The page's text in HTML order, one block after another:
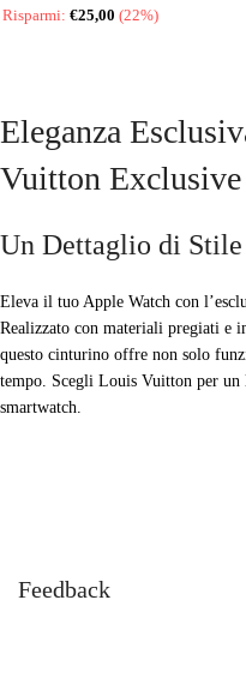
Risparmi: €25,00 (22%)
Eleganza
Vuitton
Un Dettaglio di
Eleva il tuo Apple Watch con
Realizzato con materiali pregiati e
questo cinturino offre non solo
tempo. Scegli Louis Vuitton per
smartwatch.
Feedback